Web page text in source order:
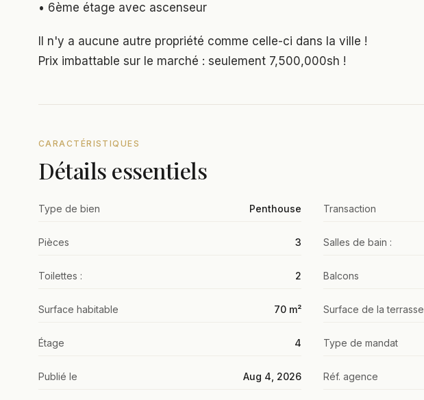
• 6ème étage avec ascenseur
Il n'y a aucune autre propriété comme celle-ci dans la ville !
Prix imbattable sur le marché : seulement 7,500,000sh !
CARACTÉRISTIQUES
Détails essentiels
Type de bien Penthouse Transaction
Pièces 3 Salles de bain :
Toilettes : 2 Balcons
Surface habitable 70 m² Surface de la terrasse
Étage 4 Type de mandat
Publié le Aug 4, 2026 Réf. agence